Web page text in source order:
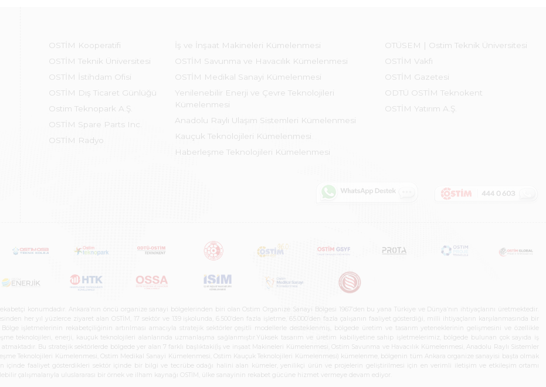
OSTİM Kooperatifi
OSTİM Teknik Üniversitesi
OSTİM İstihdam Ofisi
OSTİM Dış Ticaret Günlüğü
Ostim Teknopark A.Ş.
OSTİM Spare Parts Inc.
OSTİM Radyo
İş ve İnşaat Makineleri Kümelenmesi
OSTİM Savunma ve Havacılık Kümelenmesi
OSTİM Medikal Sanayi Kümelenmesi
Yenilenebilir Enerji ve Çevre Teknolojileri
Kümelenmesi
Anadolu Raylı Ulaşım Sistemleri Kümelenmesi
Kauçuk Teknolojileri Kümelenmesi
Haberleşme Teknolojileri Kümelenmesi
OTÜSEM | Ostim Teknik Üniversitesi
OSTİM Vakfı
OSTİM Gazetesi
ODTÜ OSTİM Teknokent
OSTİM Yatırım A.Ş.
konumdadır. Ankara’nın öncü organize sanayi bölgelerinden biri olan Ostim Organize Sanayi Bölgesi 1967’den bu yana Türkiye ve Dünya’nın ihtiyaçlarını üretmektedir.
her yıl yüzlerce ziyaret alan OSTİM, 17 sektör ve 139 işkolunda, 6.500’den fazla işletme, 65.000’den fazla çalışanın faaliyet gösterdiği, milli ihtiyaçların karşılanmasında bir
işletmelerinin rekabetçiliğinin artırılması amacıyla stratejik sektörler çeşitli modellerle desteklenmiş, bölgede üretim ve tasarım yeteneklerinin gelişmesini ve özellikle
teknolojileri, enerji, kauçuk teknolojileri alanlarında uzmanlaşma sağlanmıştır.Yüksek tasarım ve üretim kabiliyetine sahip işletmelerimiz, bölgede bulunan çok sayıda iş
Bu stratejik sektörlerde bölgede yer alan 7 farklı başlıktaki(İş ve inşaat Makineleri Kümelenmesi, Ostim Savunma ve Havacılık Kümelenmesi, Anadolu Raylı Sistemler
Teknolojileri Kümelenmesi, Ostim Medikal Sanayi Kümelenmesi, Ostim Kauçuk Teknolojileri Kümelenmesi) kümelenme, bölgenin tüm Ankara organize sanayisi başta olmak
içinde faaliyet gösterdikleri sektör içinde bir bilgi ve tecrübe odağı halini alan kümeler, yenilikçi ürün ve projelerin geliştirilmesi için en verimli iletişim ve etkileşim ortamı
çalışmalarıyla uluslararası bir örnek ve ilham kaynağı OSTİM, ülke sanayinin rekabet gücüne hizmet vermeye devam ediyor.